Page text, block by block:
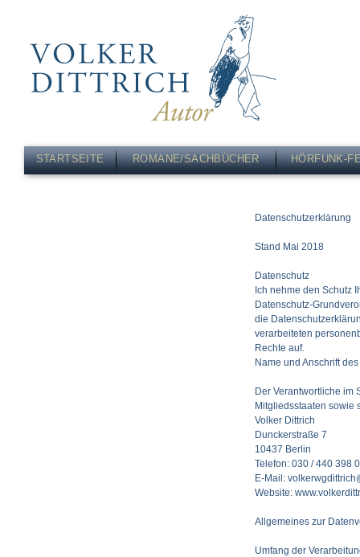
STARTSEITE ROMANE/SACHBÜCHER HÖRFUNK-
Datenschutzerklärung
Stand Mai 2018
Datenschutz
Ich nehme den Schutz
Datenschutz-
die
verarbeiteten
Rechte auf.
Name und Anschrift
Der Verantwortliche im
Mitgliedsstaaten sowie
Volker Dittrich
Dunckerstraße 7
10437 Berlin
Telefon: 030 / 440 398
E-Mail:
Website:
Allgemeines zur
Umfang der